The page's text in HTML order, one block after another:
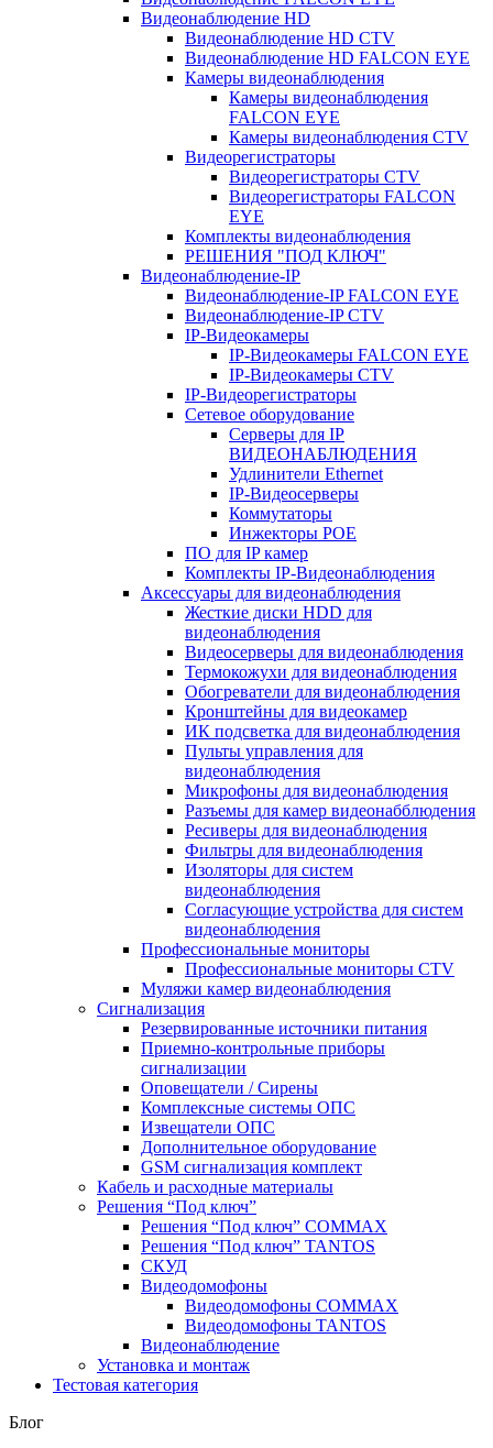
Видеонаблюдение HD
Видеонаблюдение HD CTV
Видеонаблюдение HD FALCON EYE
Камеры видеонаблюдения
Камеры видеонаблюдения
FALCON EYE
Камеры видеонаблюдения CTV
Видеорегистраторы
Видеорегистраторы CTV
Видеорегистраторы FALCON
EYE
Комплекты видеонаблюдения
РЕШЕНИЯ "ПОД КЛЮЧ"
Видеонаблюдение-IP
Видеонаблюдение-IP FALCON EYE
Видеонаблюдение-IP CTV
IP-Видеокамеры
IP-Видеокамеры FALCON EYE
IP-Видеокамеры CTV
IP-Видеорегистраторы
Сетевое оборудование
Серверы для IP
ВИДЕОНАБЛЮДЕНИЯ
Удлинители Ethernet
IP-Видеосерверы
Коммутаторы
Инжекторы POE
ПО для IP камер
Комплекты IP-Видеонаблюдения
Аксессуары для видеонаблюдения
Жесткие диски HDD для
видеонаблюдения
Видеосерверы для видеонаблюдения
Термокожухи для видеонаблюдения
Обогреватели для видеонаблюдения
Кронштейны для видеокамер
ИК подсветка для видеонаблюдения
Пульты управления для
видеонаблюдения
Микрофоны для видеонаблюдения
Разъемы для камер видеонабблюдения
Ресиверы для видеонаблюдения
Фильтры для видеонаблюдения
Изоляторы для систем
видеонаблюдения
Согласующие устройства для систем
видеонаблюдения
Профессиональные мониторы
Профессиональные мониторы CTV
Муляжи камер видеонаблюдения
Сигнализация
Резервированные источники питания
Приемно-контрольные приборы
сигнализации
Оповещатели / Сирены
Комплексные системы ОПС
Извещатели ОПС
Дополнительное оборудование
GSM сигнализация комплект
Кабель и расходные материалы
Решения “Под ключ”
Решения “Под ключ” COMMAX
Решения “Под ключ” TANTOS
СКУД
Видеодомофоны
Видеодомофоны COMMAX
Видеодомофоны TANTOS
Видеонаблюдение
Установка и монтаж
Тестовая категория
Блог